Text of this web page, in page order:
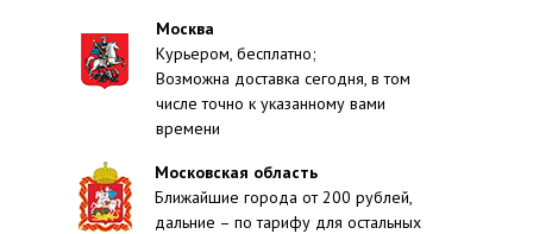
Москва
Курьером, бесплатно;
Возможна доставка сегодня, в том
числе точно к указанному вами
времени
Московская область
Ближайшие города от 200 рублей,
дальние – по тарифу для остальных